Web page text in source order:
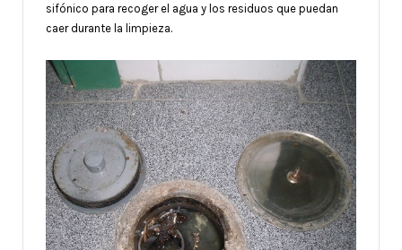
sifónico para recoger el agua y los residuos que puedan
caer durante la limpieza.